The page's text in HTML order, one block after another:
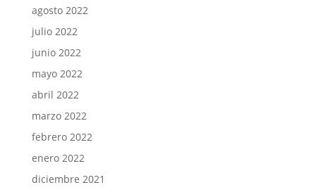
agosto 2022
julio 2022
junio 2022
mayo 2022
abril 2022
marzo 2022
febrero 2022
enero 2022
diciembre 2021